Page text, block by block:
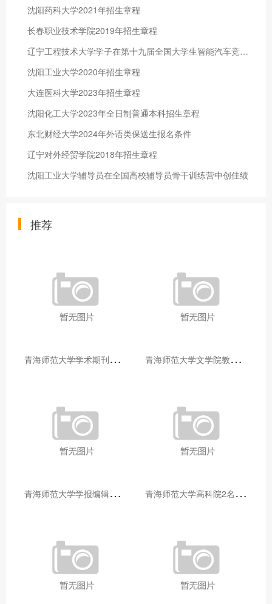
沈阳药科大学2021年招生章程
长春职业技术学院2019年招生章程
辽宁工程技术大学学子在第十九届全国大学生智能汽车竞赛东北赛区选拔赛中喜获佳绩
沈阳工业大学2020年招生章程
大连医科大学2023年招生章程
沈阳化工大学2023年全日制普通本科招生章程
东北财经大学2024年外语类保送生报名条件
辽宁对外经贸学院2018年招生章程
沈阳工业大学辅导员在全国高校辅导员骨干训练营中创佳绩
推荐
青
海师范大学学术期刊两个专栏入选2025年青海省期刊重点专栏 青
海师范大学文学院教师赴山东省相关高校和学术机构交流学习
青
海师范大学学报编辑部赴大通县城关镇上毛佰胜村开展帮扶慰问活动 青
海师范大学高科院2名专家当选中国科学院院士